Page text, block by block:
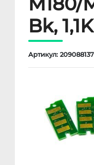
Bk, 1,1K
Артикул: 209088137